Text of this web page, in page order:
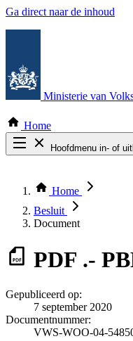
Ga direct naar de inhoud
Ministerie van
Home
Hoofdmenu in- of
Thema COVID-19
Bekijk per
Home
Besluit
Document
PDF .-
Gepubliceerd op:
7 september 2020
Documentnummer:
VWS-WOO-04-